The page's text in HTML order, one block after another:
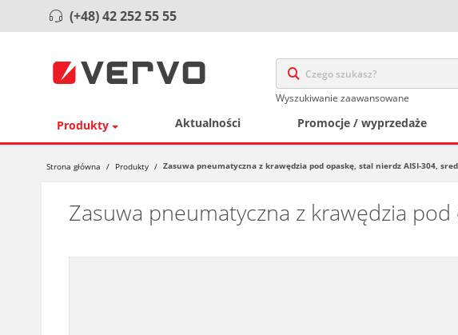
(+48) 42 252 55 55
Wyszukiwanie zaawansowane
Produkty Aktualności Promocje / wyprzedaże
Strona główna / Produkty / Zasuwa pneumatyczna z krawędzia pod opaskę, stal nierdz AISI-304,
Zasuwa pneumatyczna z krawędzia